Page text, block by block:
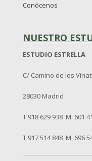
Conócenos
NUESTRO
ESTUDIO ESTRELLA
C/ Camino de los
28030 Madrid
T.918 629 938 M. 601
T.917 514 848 M. 696